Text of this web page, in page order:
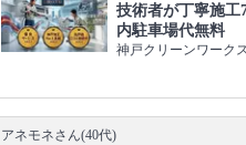
技術者が丁寧施工
内駐車場代無料
神戸クリーンワーク
アネモネさん(40代)